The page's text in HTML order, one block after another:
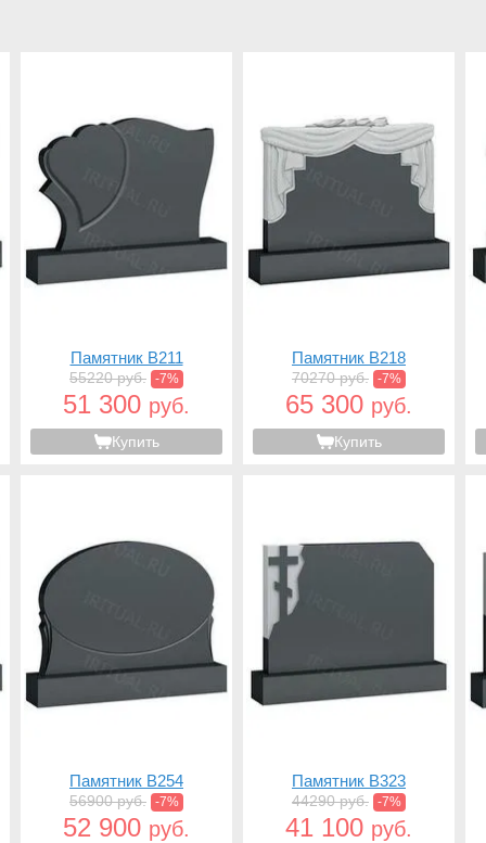
Памятник B211
55220 руб. -7%
51 300 руб.
Купить
Памятник B218
70270 руб. -7%
65 300 руб.
Купить
Памятник B254
56900 руб. -7%
52 900 руб.
Памятник B323
44290 руб. -7%
41 100 руб.